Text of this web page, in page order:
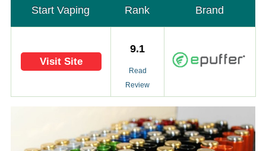
Brand
Rank
Start Vaping
9.1
Read
Review
Visit Site